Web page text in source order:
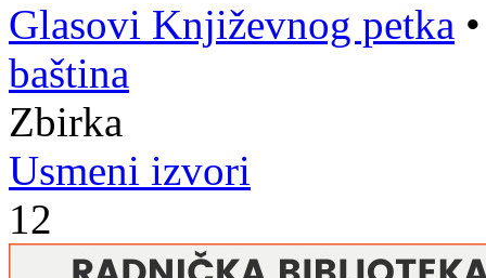
Glasovi Književnog petka
baština
Zbirka
Usmeni izvori
12